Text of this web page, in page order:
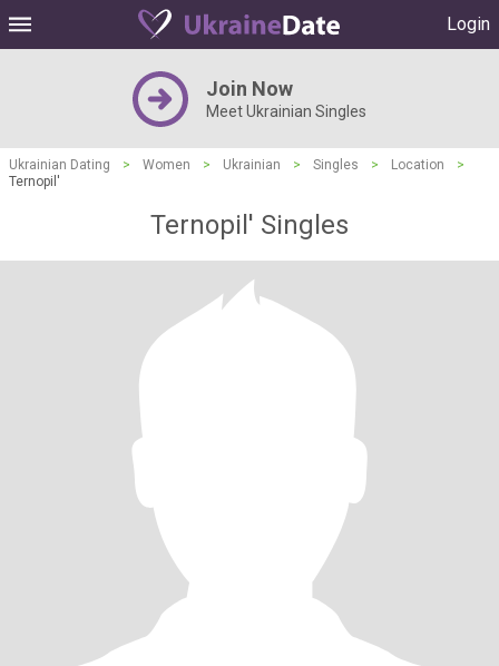
Login
Join Now
Meet Ukrainian Singles
Ukrainian Dating > Women > Ukrainian > Singles > Location
>
Ternopil'
Ternopil' Singles